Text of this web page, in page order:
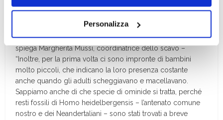
dei soli cookie tecnici. Selezionando “Accetta tutti” presti
il tuo consenso alla profilazione che potrai revocare in
ogni momentoRevoca
Personalizza
con impronte umane, ma perché per la prima volta non
Laetoli, per esempio, ma invece un sito archeologico in cui
sono documentate le attività quotidiane nel loro insieme”
spiega Margherita Mussi, coordinatrice dello scavo –
“Inoltre, per la prima volta ci sono impronte di bambini
molto piccoli, che indicano la loro presenza costante
anche quando gli adulti scheggiavano e macellavano.
Sappiamo anche di che specie di ominide si tratta, perché
resti fossili di Homo heidelbergensis – l’antenato comune
nostro e dei Neandertaliani – sono stati trovati a breve